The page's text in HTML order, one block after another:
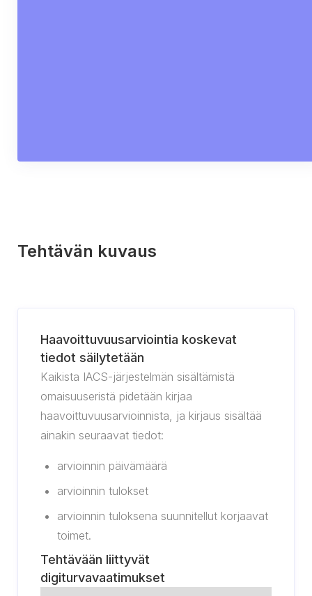
Tehtävän kuvaus
Haavoittuvuusarviointia koskevat
tiedot säilytetään
Kaikista IACS-järjestelmän sisältämistä
omaisuuseristä pidetään kirjaa
haavoittuvuusarvioinnista, ja kirjaus sisältää
ainakin seuraavat tiedot:
arvioinnin päivämäärä
arvioinnin tulokset
arvioinnin tuloksena suunnitellut korjaavat
toimet.
Tehtävään liittyvät
digiturvavaatimukset